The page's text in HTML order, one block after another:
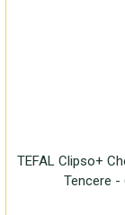
TEFAL Clipso+
Tencere -